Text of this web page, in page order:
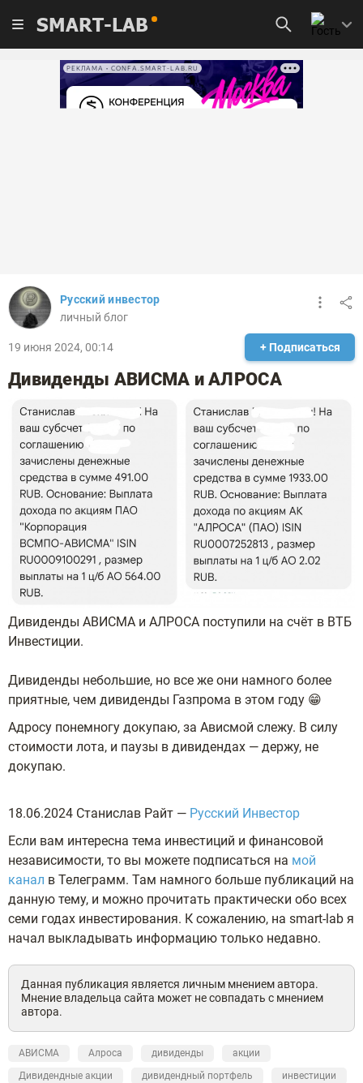
SMART-LAB
РЕКЛАМА • CONFA.SMART-LAB.RU
Русский инвестор
личный блог
19 июня 2024, 00:14 + Подписаться
Дивиденды АВИСМА и АЛРОСА
Дивиденды АВИСМА и АЛРОСА поступили на счёт в ВТБ
Инвестиции.
Дивиденды небольшие, но все же они намного более
приятные, чем дивиденды Газпрома в этом году 😁
Адросу понемногу докупаю, за Ависмой слежу. В силу
стоимости лота, и паузы в дивидендах — держу, не
докупаю.
18.06.2024 Станислав Райт — Русский Инвестор
Если вам интересна тема инвестиций и финансовой
независимости, то вы можете подписаться на мой
канал в Телеграмм. Там намного больше публикаций на
данную тему, и можно прочитать практически обо всех
семи годах инвестирования. К сожалению, на smart-lab я
начал выкладывать информацию только недавно.
Данная публикация является личным мнением автора.
Мнение владельца сайта может не совпадать с мнением
автора.
АВИСМА Алроса дивиденды
акции
Дивидендные акции
дивидендный портфель
инвестиции